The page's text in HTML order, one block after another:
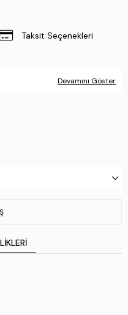
Taksit Seçenekleri
Devamını Göster